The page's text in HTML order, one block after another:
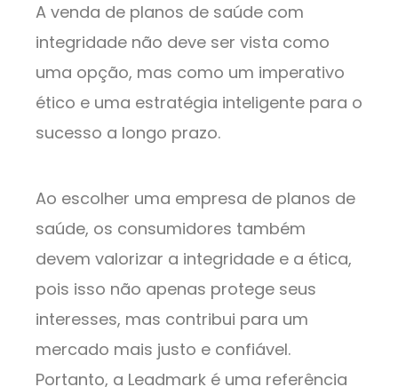
A venda de planos de saúde com
integridade não deve ser vista como
uma opção, mas como um imperativo
ético e uma estratégia inteligente para o
sucesso a longo prazo.
Ao escolher uma empresa de planos de
saúde, os consumidores também
devem valorizar a integridade e a ética,
pois isso não apenas protege seus
interesses, mas contribui para um
mercado mais justo e confiável.
Portanto, a Leadmark é uma referência